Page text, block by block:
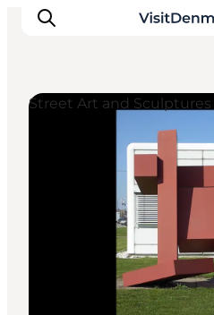
Dove andare
Cosa fare
Dove dormire
Pianifica il viaggio
Street Art and Sculptures